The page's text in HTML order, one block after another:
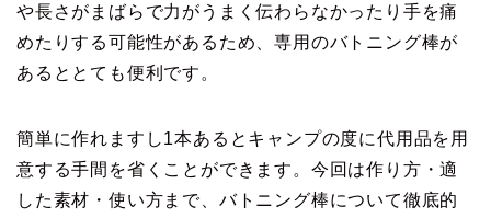
や長さがまばらで力がうまく伝わらなかったり手を痛
めたりする可能性があるため、専用のバトニング棒が
あるととても便利です。
簡単に作れますし1本あるとキャンプの度に代用品を用
意する手間を省くことができます。今回は作り方・適
した素材・使い方まで、バトニング棒について徹底的